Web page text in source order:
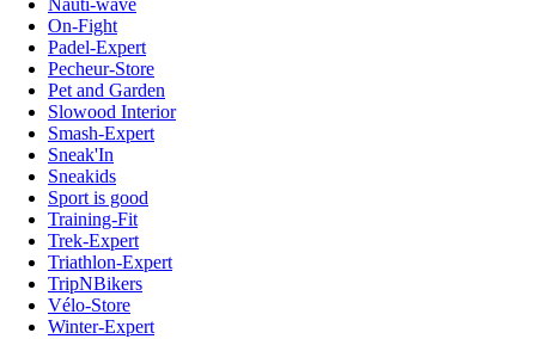
Nauti-wave
On-Fight
Padel-Expert
Pecheur-Store
Pet and Garden
Slowood Interior
Smash-Expert
Sneak'In
Sneakids
Sport is good
Training-Fit
Trek-Expert
Triathlon-Expert
TripNBikers
Vélo-Store
Winter-Expert